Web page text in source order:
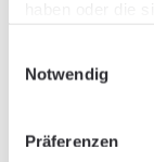
Notwendig
Präferenzen